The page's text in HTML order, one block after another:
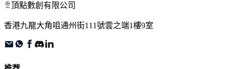
頂點數創有限公司
香港九龍大角咀通州街111號雲之端1樓9室